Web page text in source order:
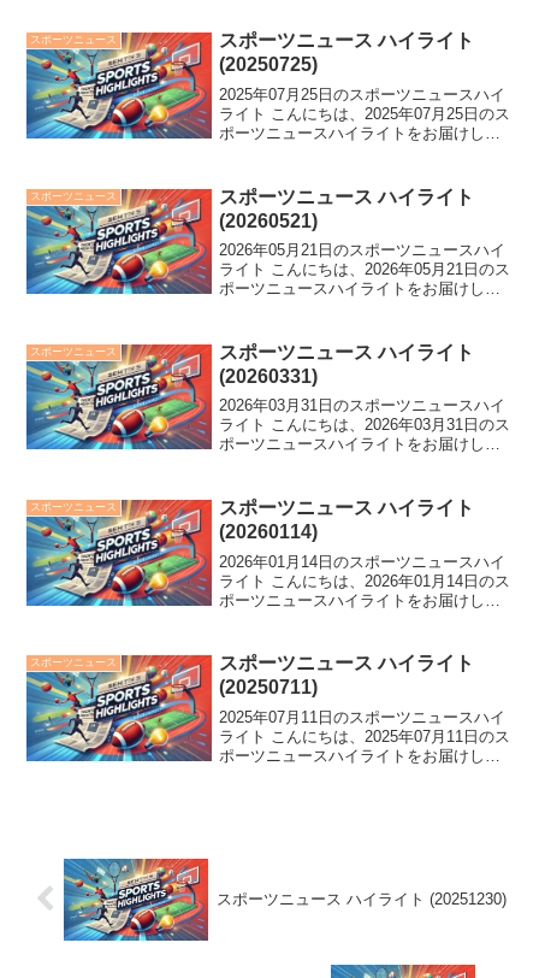
て楽天・早川隆久が左肩手術―本日...
スポーツニュース
スポーツニュース ハイライト
(20250725)
2025年07月25日のスポーツニュースハイ
ライト こんにちは、2025年07月25日のス
ポーツニュースハイライトをお届けしま
サ来日の可能性やJ1神戸の準備状況も
気...
スポーツニュース
スポーツニュース ハイライト
(20260521)
2026年05月21日のスポーツニュースハイ
ライト こんにちは、2026年05月21日のス
ポーツニュースハイライトをお届けしま
逆転サヨナラ勝ち！さらに、萩原清調
教...
スポーツニュース
スポーツニュース ハイライト
(20260331)
2026年03月31日のスポーツニュースハイ
ライト こんにちは、2026年03月31日のス
ポーツニュースハイライトをお届けしま
代表入りなど、今日のスポーツ界は話題
満載...
スポーツニュース
スポーツニュース ハイライト
(20260114)
2026年01月14日のスポーツニュースハイ
ライト こんにちは、2026年01月14日のス
ポーツニュースハイライトをお届けしま
て未来への希望を綴った投稿が話題に。
スポー...
スポーツニュース
スポーツニュース ハイライト
(20250711)
2025年07月11日のスポーツニュースハイ
ライト こんにちは、2025年07月11日のス
ポーツニュースハイライトをお届けしま
スポーツニュース ハイライト (20251230)